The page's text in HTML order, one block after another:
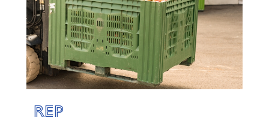
gestion de déchets joueront un rôle central.
REP